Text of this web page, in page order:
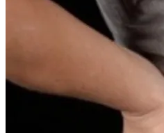
Врачи
Часто Пить
Симоненко